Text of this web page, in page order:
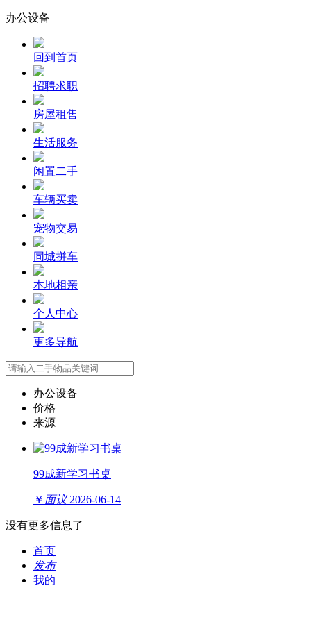
办公设备
回到首页
招聘求职
房屋租售
生活服务
闲置二手
车辆买卖
宠物交易
同城拼车
本地相亲
个人中心
更多导航
办公设备
价格
来源
99成新学习书桌
￥ 面议 2026-06-14
没有更多信息了
首页
发布
我的